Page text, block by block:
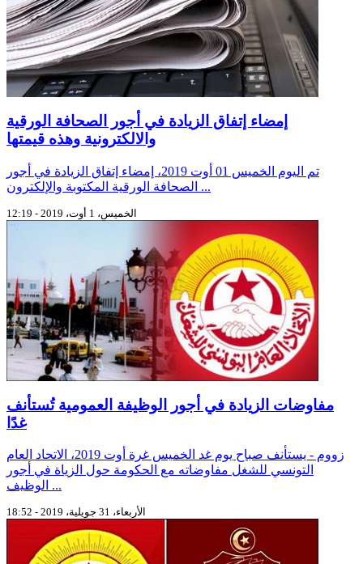
إمضاء إتفاق الزيادة في أجور الصحافة الورقية
والالكترونية وهذه قيمتها
تم اليوم الخميس 01 أوت 2019، إمضاء إتفاق الزيادة في أجور
الصحافة الورقية المكتوبة والإلكترون ...
الخميس، 1 أوت، 2019 - 12:19
مفاوضات الزيادة في أجور الوظيفة العمومية تُستأنف
غدًا
زووم - يستأنف صباح يوم غد الخميس غرة أوت 2019، الاتحاد العام
التونسي للشغل مفاوضاته مع الحكومة حول الزياة في أجور
الوظيف ...
الأربعاء، 31 جويلية، 2019 - 18:52